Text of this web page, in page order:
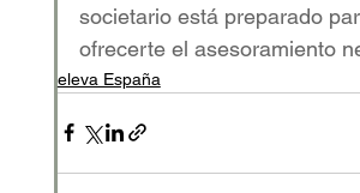
societario está preparado
ofrecerte el asesoramiento
eleva España